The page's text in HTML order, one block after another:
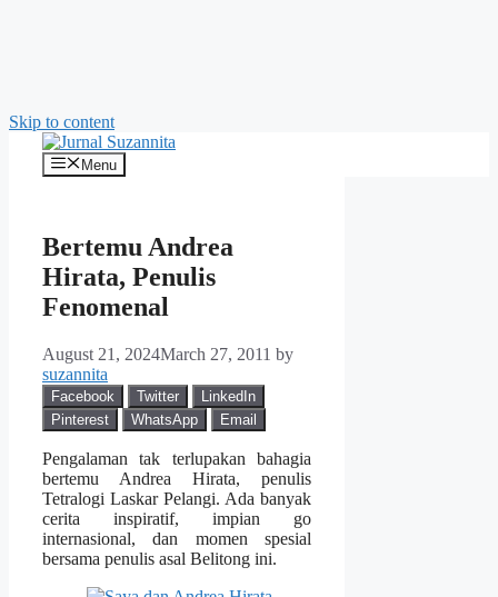
Skip to content
Menu
Bertemu Andrea
Hirata, Penulis
Fenomenal
August 21, 2024March 27, 2011 by
suzannita
Facebook Twitter
LinkedIn
Pinterest
WhatsApp Email
Pengalaman tak terlupakan bahagia
bertemu Andrea Hirata, penulis
Tetralogi Laskar Pelangi. Ada banyak
cerita inspiratif, impian go
internasional, dan momen spesial
bersama penulis asal Belitong ini.